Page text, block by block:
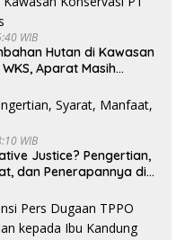
WIB
Hutan di Kawasan
Aparat Masih
WIB
Justice? Pengertian,
dan Penerapannya di